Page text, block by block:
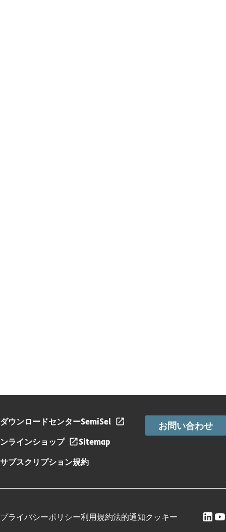
ダウンロードセンターSemiSel
ンラインショップ
Sitemap
サブスクリプション規約
お問い合わせ
プライバシーポリシー利用規約法的通知クッキー